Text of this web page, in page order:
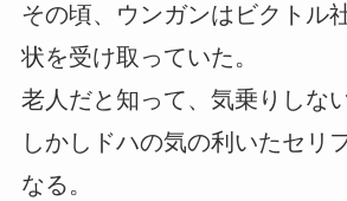
その頃、ウンガンはビクトル
状を受け取っていた。
老人だと知って、気乗りしな
しかしドハの気の利いたセリ
なる。